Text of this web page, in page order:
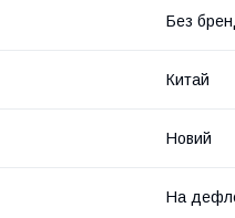
Без
Китай
Новий
На